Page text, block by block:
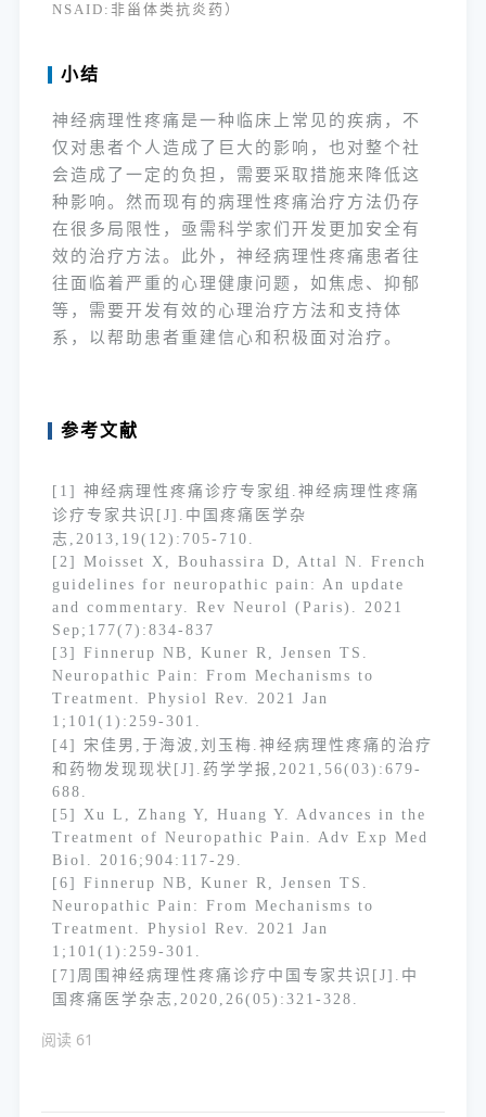
NSAID:非甾体类抗炎药）
小结
神经病理性疼痛是一种临床上常见的疾病，不
仅对患者个人造成了巨大的影响，也对整个社
会造成了一定的负担，需要采取措施来降低这
种影响。然而现有的病理性疼痛治疗方法仍存
在很多局限性，亟需科学家们开发更加安全有
效的治疗方法。此外，神经病理性疼痛患者往
往面临着严重的心理健康问题，如焦虑、抑郁
等，需要开发有效的心理治疗方法和支持体
系，以帮助患者重建信心和积极面对治疗。
参考文献
[1] 神经病理性疼痛诊疗专家组.神经病理性疼痛
诊疗专家共识[J].中国疼痛医学杂
志,2013,19(12):705-710.
[2] Moisset X, Bouhassira D, Attal N. French
guidelines for neuropathic pain: An update
and commentary. Rev Neurol (Paris). 2021
Sep;177(7):834-837
[3] Finnerup NB, Kuner R, Jensen TS.
Neuropathic Pain: From Mechanisms to
Treatment. Physiol Rev. 2021 Jan
1;101(1):259-301.
[4] 宋佳男,于海波,刘玉梅.神经病理性疼痛的治疗
和药物发现现状[J].药学学报,2021,56(03):679-
688.
[5] Xu L, Zhang Y, Huang Y. Advances in the
Treatment of Neuropathic Pain. Adv Exp Med
Biol. 2016;904:117-29.
[6] Finnerup NB, Kuner R, Jensen TS.
Neuropathic Pain: From Mechanisms to
Treatment. Physiol Rev. 2021 Jan
1;101(1):259-301.
[7]周围神经病理性疼痛诊疗中国专家共识[J].中
国疼痛医学杂志,2020,26(05):321-328.
阅读 61